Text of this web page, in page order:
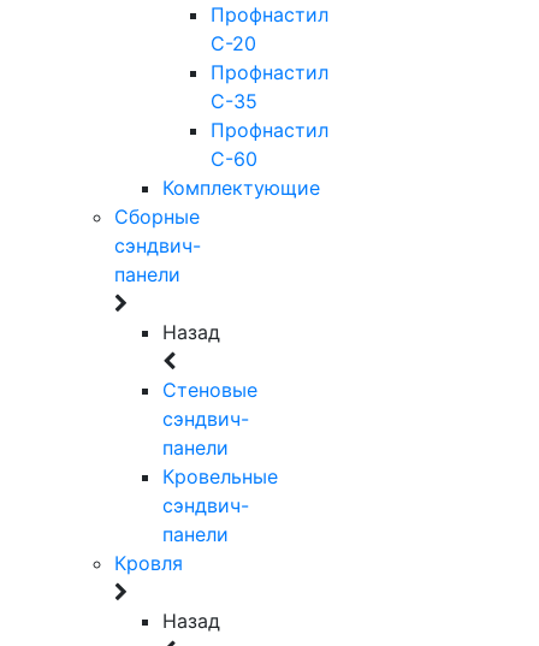
Профнастил
С-20
Профнастил
С-35
Профнастил
С-60
Комплектующие
Сборные
сэндвич-
панели
Назад
Стеновые
сэндвич-
панели
Кровельные
сэндвич-
панели
Кровля
Назад